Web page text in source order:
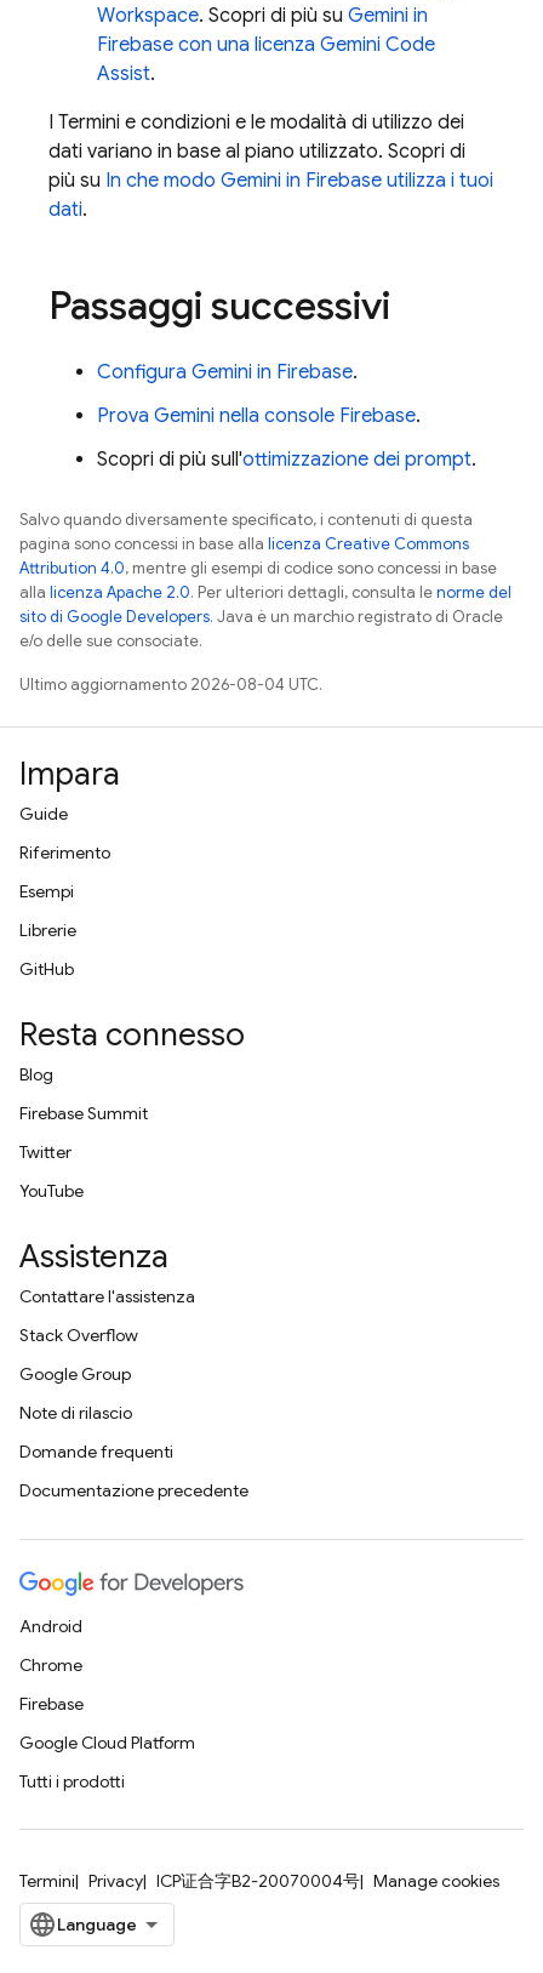
Workspace. Scopri di più su Gemini in
Firebase con una licenza Gemini Code
Assist.
I Termini e condizioni e le modalità di utilizzo dei
dati variano in base al piano utilizzato. Scopri di
più su In che modo Gemini in Firebase utilizza i tuoi
dati.
Passaggi successivi
Configura Gemini in Firebase.
Prova Gemini nella console Firebase.
Scopri di più sull'ottimizzazione dei prompt.
Salvo quando diversamente specificato, i contenuti di questa
pagina sono concessi in base alla licenza Creative Commons
Attribution 4.0, mentre gli esempi di codice sono concessi in base
alla licenza Apache 2.0. Per ulteriori dettagli, consulta lenorme del
sito di Google Developers. Java è un marchio registrato di Oracle
e/o delle sue consociate.
Ultimo aggiornamento 2026-08-04 UTC.
Impara
Guide
Riferimento
Esempi
Librerie
GitHub
Resta connesso
Blog
Firebase Summit
Twitter
YouTube
Assistenza
Contattare l'assistenza
Stack Overflow
Google Group
Note di rilascio
Domande frequenti
Documentazione precedente
Android
Chrome
Firebase
Google Cloud Platform
Tutti i prodotti
Termini Privacy ICP证合字B2-20070004号 Manage cookies